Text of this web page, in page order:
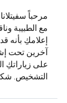
مرحباً
مع الطبيبة
إعلامكِ بأنه
آخرين تحت
على زياراتكِ
التشخيص.